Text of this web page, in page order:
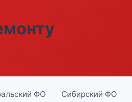
ФО Сибирский ФО